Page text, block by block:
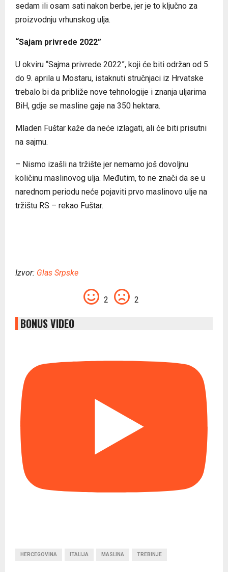
sedam ili osam sati nakon berbe, jer je to ključno za
proizvodnju vrhunskog ulja.
“Sajam privrede 2022”
U okviru “Sajma privrede 2022”, koji će biti održan od 5.
do 9. aprila u Mostaru, istaknuti stručnjaci iz Hrvatske
trebalo bi da približe nove tehnologije i znanja uljarima
BiH, gdje se masline gaje na 350 hektara.
Mladen Fuštar kaže da neće izlagati, ali će biti prisutni
na sajmu.
– Nismo izašli na tržište jer nemamo još dovoljnu
količinu maslinovog ulja. Međutim, to ne znači da se u
narednom periodu neće pojaviti prvo maslinovo ulje na
tržištu RS – rekao Fuštar.
Izvor: Glas Srpske
2 2
BONUS VIDEO
HERCEGOVINA ITALIJA MASLINA TREBINJE